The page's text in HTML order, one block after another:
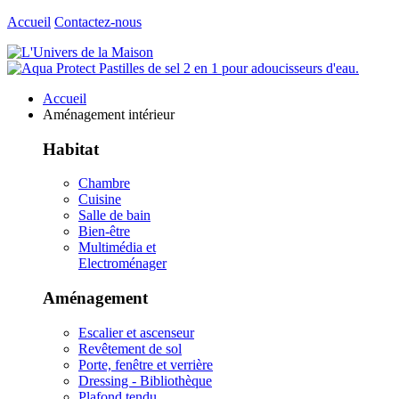
Accueil Contactez-nous
Accueil
Aménagement intérieur
Habitat
Chambre
Cuisine
Salle de bain
Bien-être
Multimédia et
Electroménager
Aménagement
Escalier et ascenseur
Revêtement de sol
Porte, fenêtre et verrière
Dressing - Bibliothèque